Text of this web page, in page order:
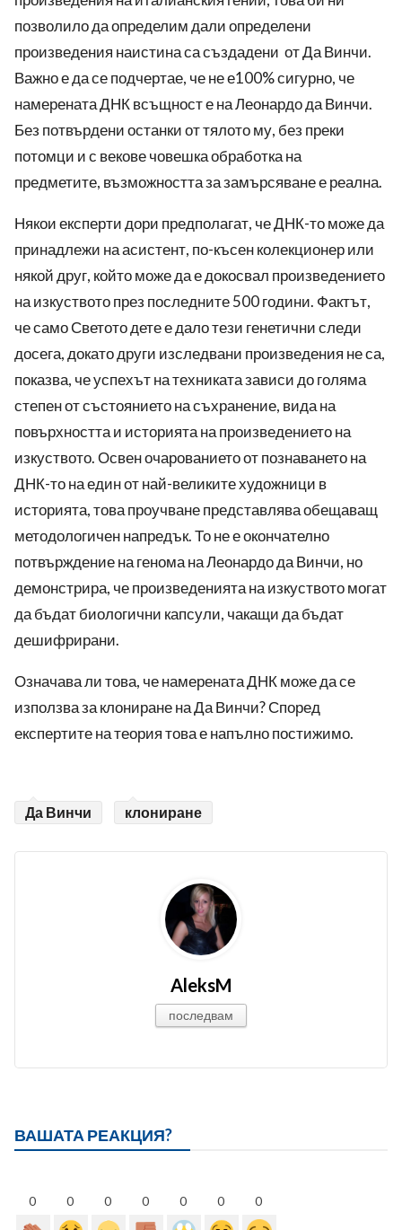
позволило да определим дали определени
произведения наистина са създадени от Да Винчи.
Важно е да се подчертае, че не е100% сигурно, че
намерената ДНК всъщност е на Леонардо да Винчи.
Без потвърдени останки от тялото му, без преки
потомци и с векове човешка обработка на
предметите, възможността за замърсяване е реална.
Някои експерти дори предполагат, че ДНК-то може да
принадлежи на асистент, по-късен колекционер или
някой друг, който може да е докосвал произведението
на изкуството през последните 500 години. Фактът,
че само Светото дете е дало тези генетични следи
досега, докато други изследвани произведения не са,
показва, че успехът на техниката зависи до голяма
степен от състоянието на съхранение, вида на
повърхността и историята на произведението на
изкуството. Освен очарованието от познаването на
ДНК-то на един от най-великите художници в
историята, това проучване представлява обещаващ
методологичен напредък. То не е окончателно
потвърждение на генома на Леонардо да Винчи, но
демонстрира, че произведенията на изкуството могат
да бъдат биологични капсули, чакащи да бъдат
дешифрирани.
Означава ли това, че намерената ДНК може да се
използва за клониране на Да Винчи? Според
експертите на теория това е напълно постижимо.
Да Винчи клониране
AleksM
последвам
ВАШАТА РЕАКЦИЯ?
0 0 0 0 0 0 0